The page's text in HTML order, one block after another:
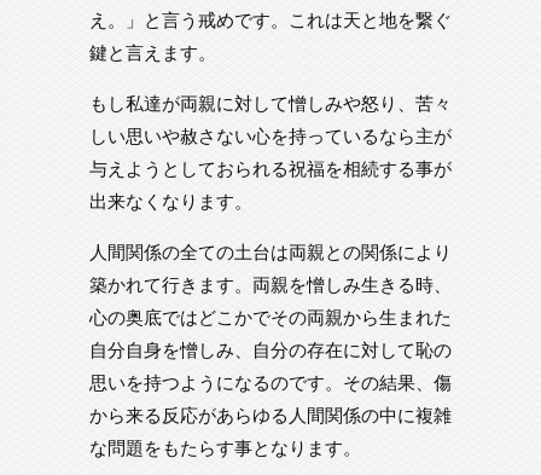
え。」と言う戒めです。これは天と地を繋ぐ
鍵と言えます。
もし私達が両親に対して憎しみや怒り、苦々
しい思いや赦さない心を持っているなら主が
与えようとしておられる祝福を相続する事が
出来なくなります。
人間関係の全ての土台は両親との関係により
築かれて行きます。両親を憎しみ生きる時、
心の奥底ではどこかでその両親から生まれた
自分自身を憎しみ、自分の存在に対して恥の
思いを持つようになるのです。その結果、傷
から来る反応があらゆる人間関係の中に複雑
な問題をもたらす事となります。